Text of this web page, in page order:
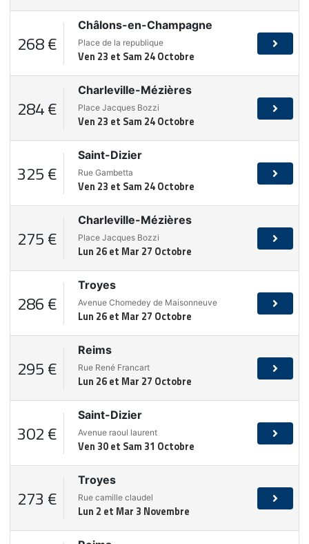
268 €
Châlons-en-Champagne
Place de la republique
Ven 23 et Sam 24 Octobre
284 €
Charleville-Mézières
Place Jacques Bozzi
Ven 23 et Sam 24 Octobre
325 €
Saint-Dizier
Rue Gambetta
Ven 23 et Sam 24 Octobre
275 €
Charleville-Mézières
Place Jacques Bozzi
Lun 26 et Mar 27 Octobre
286 €
Troyes
Avenue Chomedey de Maisonneuve
Lun 26 et Mar 27 Octobre
295 €
Reims
Rue René Francart
Lun 26 et Mar 27 Octobre
302 €
Saint-Dizier
Avenue raoul laurent
Ven 30 et Sam 31 Octobre
273 €
Troyes
Rue camille claudel
Lun 2 et Mar 3 Novembre